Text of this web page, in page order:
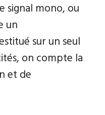
signal mono, ou
un
sur un seul
on compte la
et de